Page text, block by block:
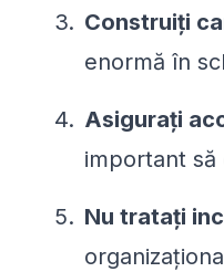
Construiți
enormă în
Asigurați
important să
Nu tratați